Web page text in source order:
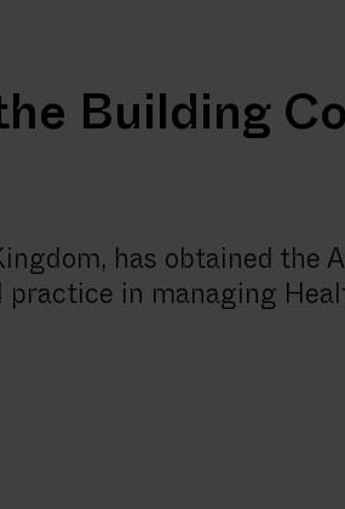
Building
has obtained the
practice in managing